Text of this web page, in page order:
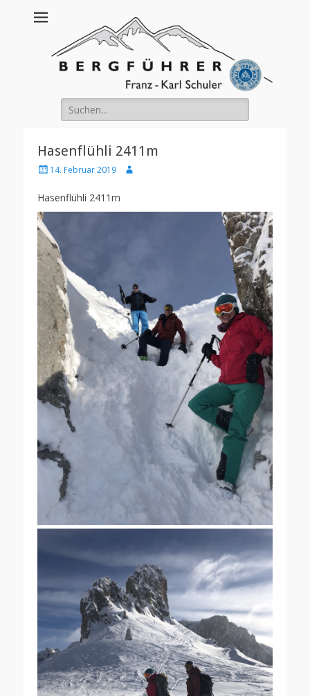
Franz Schuler
Suche
nach:
Hasenflühli 2411m
Posted14. Februar 2019 Author
Hasenflühli 2411m